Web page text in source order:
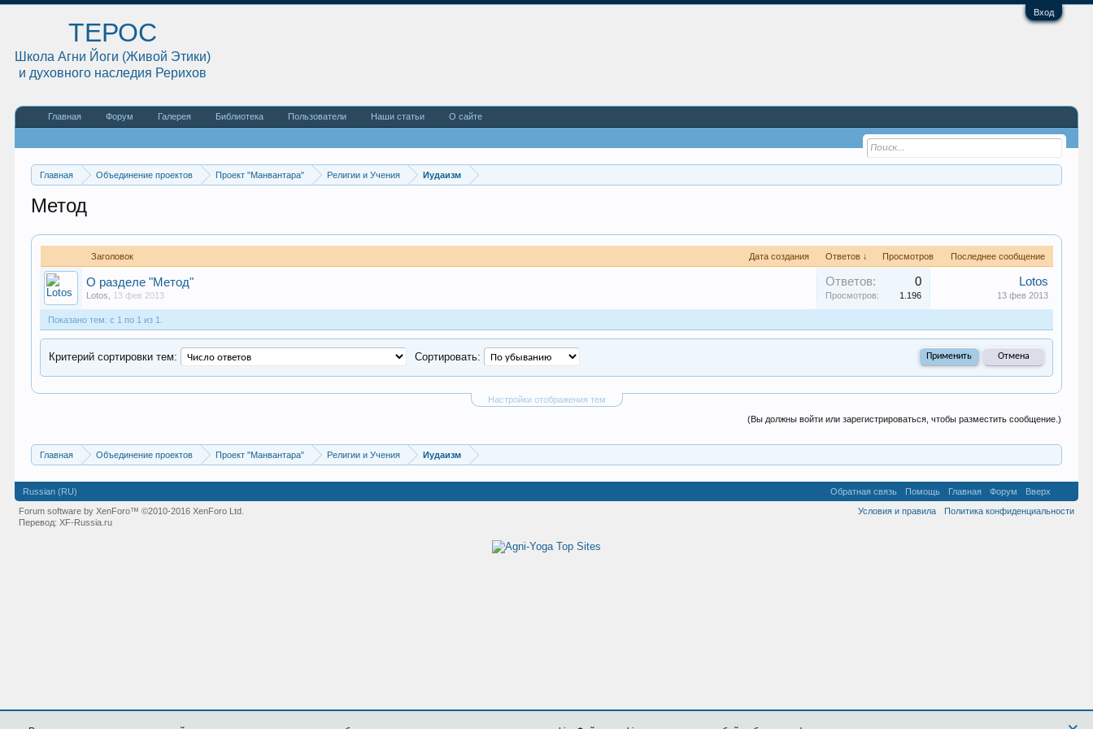
Вход
Главная Объединение проектов Проект "Манвантара" Религии и Учения Иудаизм
Метод
Заголовок Дата создания Ответов ↓ Просмотров Последнее сообщение
О разделе "Метод"
Lotos 13 фев 2013
Ответов: 0
Просмотров: 1.196
Lotos
13 фев 2013
Показано тем: с 1 по 1 из 1.
Настройки отображения тем
Критерий сортировки тем: Сортировать:
(Вы должны войти или зарегистрироваться, чтобы разместить сообщение.)
Главная Объединение проектов Проект "Манвантара" Религии и Учения Иудаизм
ТЕРОС
Школа Агни Йоги (Живой Этики)
и духовного наследия Рерихов
Главная Форум Галерея Библиотека Пользователи Наши статьи О сайте
Russian (RU) Обратная связь Помощь Главная Форум
Вверх
Условия и правила
Политика конфиденциальности
Forum software by XenForo™©2010-2016 XenForo Ltd.
Перевод:XF-Russia.ru